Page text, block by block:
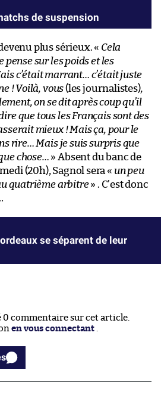
de suspension
plus sérieux. « Cela
pense sur les poids et les
c’était marrant… c’était juste
! Voilà, vous(les journalistes),
on se dit après coup qu’il
que tous les Français sont des
mieux ! Mais ça, pour le
rire… Mais je suis surpris que
chose… » Absent du banc de
(20h), Sagnol sera « un peu
quatrième arbitre» . C’est donc
se séparent de leur
0 commentaire sur cet article.
en vous connectant